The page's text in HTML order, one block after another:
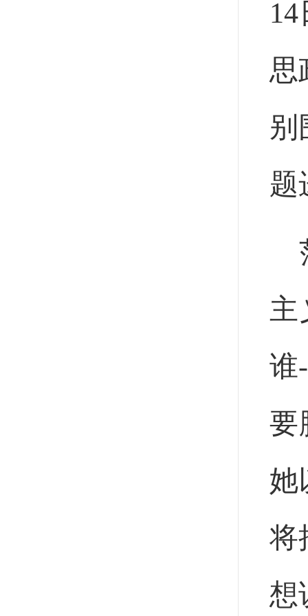
思
别
题
主
谁
要
她
将
想